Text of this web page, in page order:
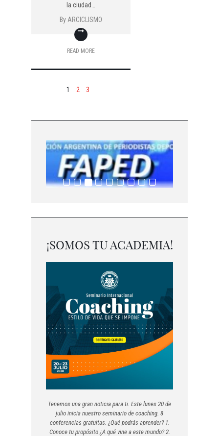
la ciudad…
ByARCICLISMO
READ MORE
1 2 3
¡SOMOS TU ACADEMIA!
Tenemos una gran noticia para ti. Este lunes 20 de
julio inicia nuestro seminario de coaching. 8
conferencias gratuitas. ¿Qué podrás aprender? 1.
Conoce tu propósito ¿A qué vine a este mundo? 2.